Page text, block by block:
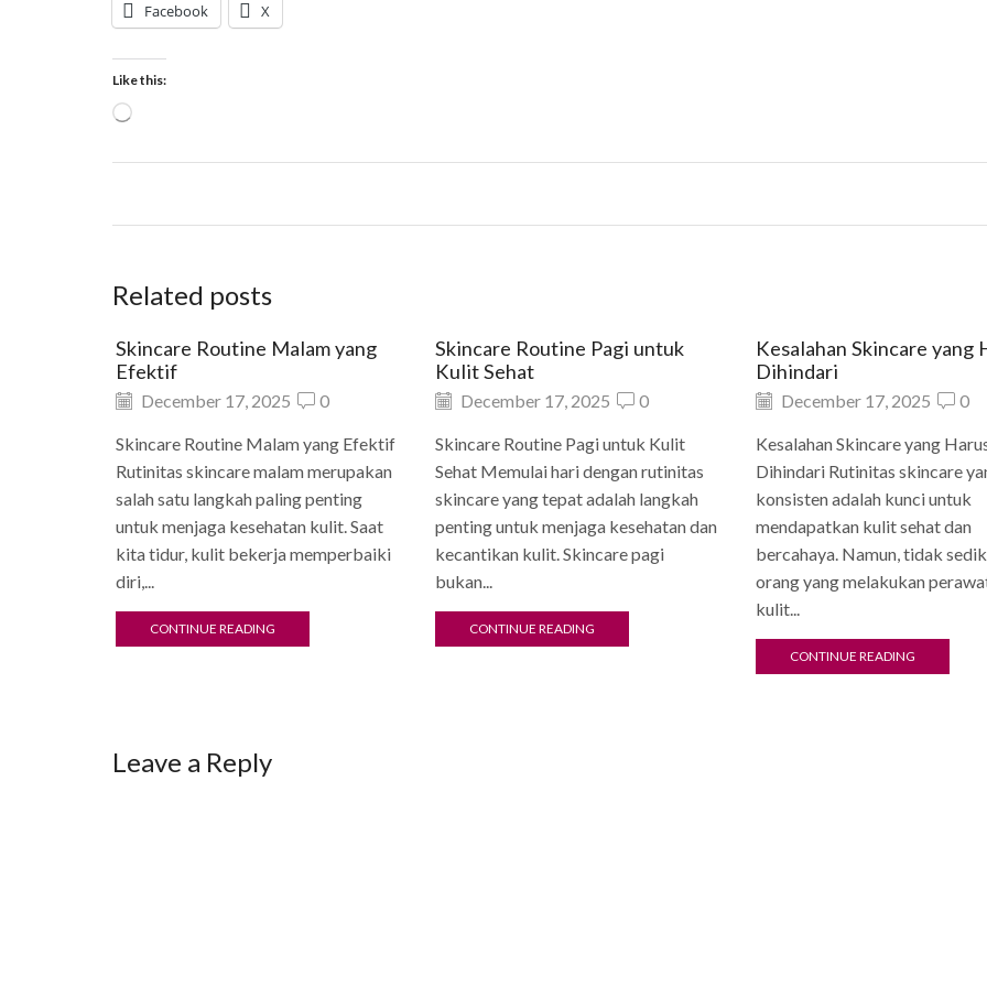
Facebook X
Like this:
Related posts
Skincare Routine Malam yang
Efektif
December 17, 2025 0
Skincare Routine Malam yang Efektif
Rutinitas skincare malam merupakan
salah satu langkah paling penting
untuk menjaga kesehatan kulit. Saat
kita tidur, kulit bekerja memperbaiki
diri,...
CONTINUE READING
Skincare Routine Pagi untuk
Kulit Sehat
December 17, 2025 0
Skincare Routine Pagi untuk Kulit
Sehat Memulai hari dengan rutinitas
skincare yang tepat adalah langkah
penting untuk menjaga kesehatan dan
kecantikan kulit. Skincare pagi
bukan...
CONTINUE READING
Kesalahan Skincare yang
Dihindari
December 17, 2025 0
Kesalahan Skincare yang
Dihindari Rutinitas skincare
konsisten adalah kunci untuk
mendapatkan kulit sehat dan
bercahaya. Namun, tidak
orang yang melakukan
kulit...
CONTINUE READING
Leave a Reply